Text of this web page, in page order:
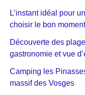
L’instant idéal pour
choisir le bon moment
Découverte des
gastronomie et vue
Camping les
massif des Vosges